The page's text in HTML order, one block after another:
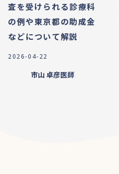
査を受けられる診療科
の例や東京都の助成金
などについて解説
2026-04-22
市山 卓彦医師